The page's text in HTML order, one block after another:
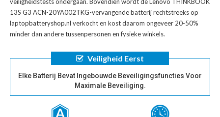
veiligheidstests ondergaan. Bovendien wordt de Lenovo THINKBOOK
13S G3 ACN-20YA002TKG-vervangende batterijrechtstreeks op
laptopbatteryshop.nl verkocht en kost daarom ongeveer 20-50%
minder dan andere tussenpersonen en fysieke winkels.
Veiligheid Eerst
Elke Batterij Bevat Ingebouwde Beveiligingsfuncties Voor
Maximale Beveiliging.